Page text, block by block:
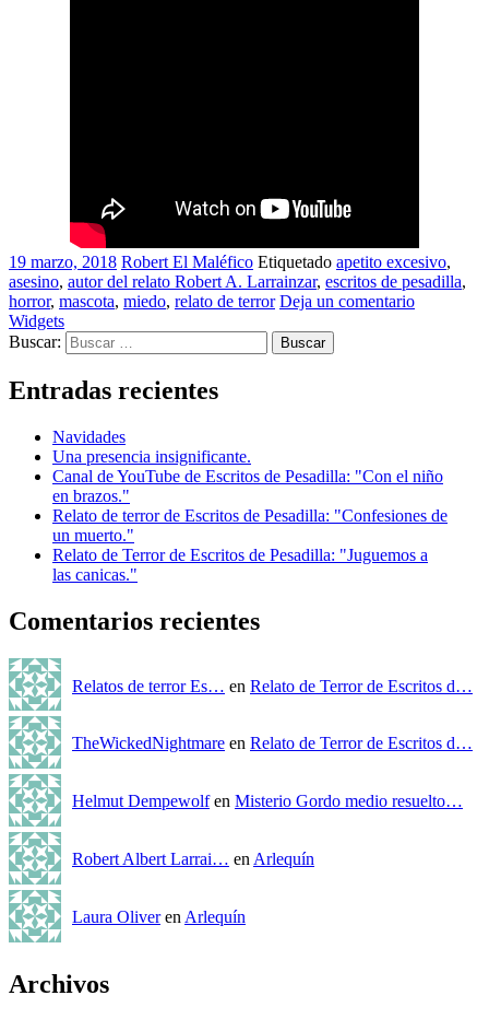
19 marzo, 2018 Robert El Maléfico Etiquetado apetito excesivo,
asesino, autor del relato Robert A. Larrainzar, escritos de pesadilla,
horror, mascota, miedo, relato de terror Deja un comentario
Widgets
Buscar:
Entradas recientes
Navidades
Una presencia insignificante.
Canal de YouTube de Escritos de Pesadilla: "Con el niño
en brazos."
Relato de terror de Escritos de Pesadilla: "Confesiones de
un muerto."
Relato de Terror de Escritos de Pesadilla: "Juguemos a
las canicas."
Comentarios recientes
Relatos de terror Es… en Relato de Terror de Escritos d…
TheWickedNightmare en Relato de Terror de Escritos d…
Helmut Dempewolfen Misterio Gordo medio resuelto…
Robert Albert Larrai… en Arlequín
Laura Oliveren Arlequín
Archivos